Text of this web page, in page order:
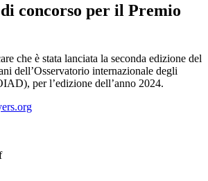
concorso per il Premio
che è stata lanciata la seconda edizione del
dell’Osservatorio internazionale degli
per l’edizione dell’anno 2024.